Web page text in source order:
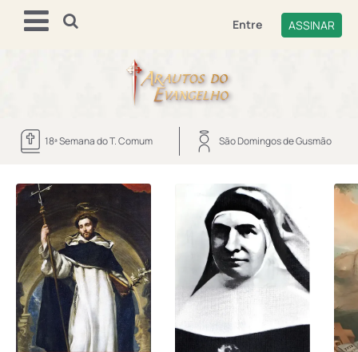
Entre ASSINAR
18ª Semana do T. Comum São Domingos de Gusmão